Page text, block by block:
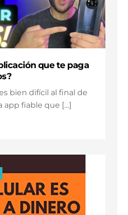
que te paga
bien difícil al final de
app fiable que […]